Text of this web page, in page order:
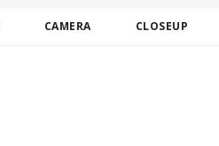
CAMERA CLOSEUP